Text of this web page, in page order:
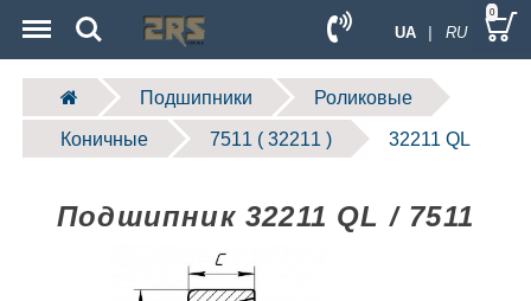
UA | RU
Search 0
Подшипники Роликовые
Коничные 7511 ( 32211 ) 32211 QL
Подшипник 32211 QL / 7511